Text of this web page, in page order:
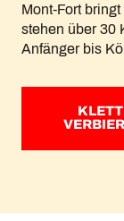
Mont-Fort
stehen über 30
Anfänger bis